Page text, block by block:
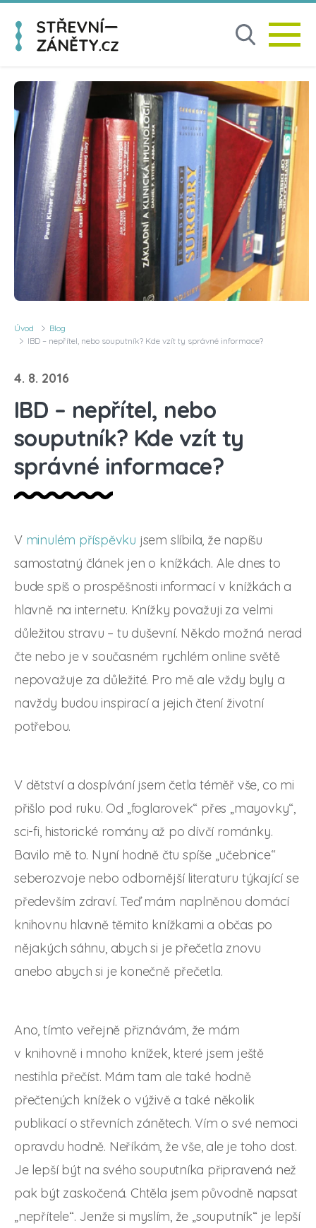
Úvod
Blog
IBD – nepřítel, nebo souputník? Kde vzít ty správné informace?
4. 8. 2016
IBD – nepřítel, nebo
souputník? Kde vzít ty
správné informace?
V minulém příspěvku jsem slíbila, že napíšu
samostatný článek jen o knížkách. Ale dnes to
bude spíš o prospěšnosti informací v knížkách a
hlavně na internetu. Knížky považuji za velmi
důležitou stravu – tu duševní. Někdo možná nerad
čte nebo je v současném rychlém online světě
nepovažuje za důležité. Pro mě ale vždy byly a
navždy budou inspirací a jejich čtení životní
potřebou.
V dětství a dospívání jsem četla téměř vše, co mi
přišlo pod ruku. Od „foglarovek“ přes „mayovky“,
sci-fi, historické romány až po dívčí románky.
Bavilo mě to. Nyní hodně čtu spíše „učebnice“
seberozvoje nebo odbornější literaturu týkající se
především zdraví. Teď mám naplněnou domácí
knihovnu hlavně těmito knížkami a občas po
nějakých sáhnu, abych si je přečetla znovu
anebo abych si je konečně přečetla.
Ano, tímto veřejně přiznávám, že mám
v knihovně i mnoho knížek, které jsem ještě
nestihla přečíst. Mám tam ale také hodně
přečtených knížek o výživě a také několik
publikací o střevních zánětech. Vím o své nemoci
opravdu hodně. Neříkám, že vše, ale je toho dost.
Je lepší být na svého souputníka připravená než
pak být zaskočená. Chtěla jsem původně napsat
„nepřítele“. Jenže si myslím, že „souputník“ je lepší